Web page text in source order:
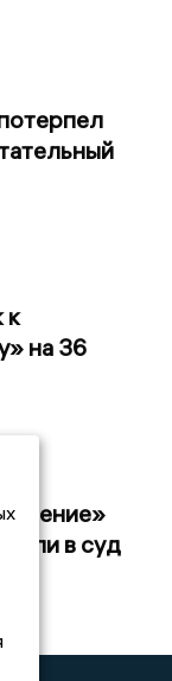
к
на 36
в суд